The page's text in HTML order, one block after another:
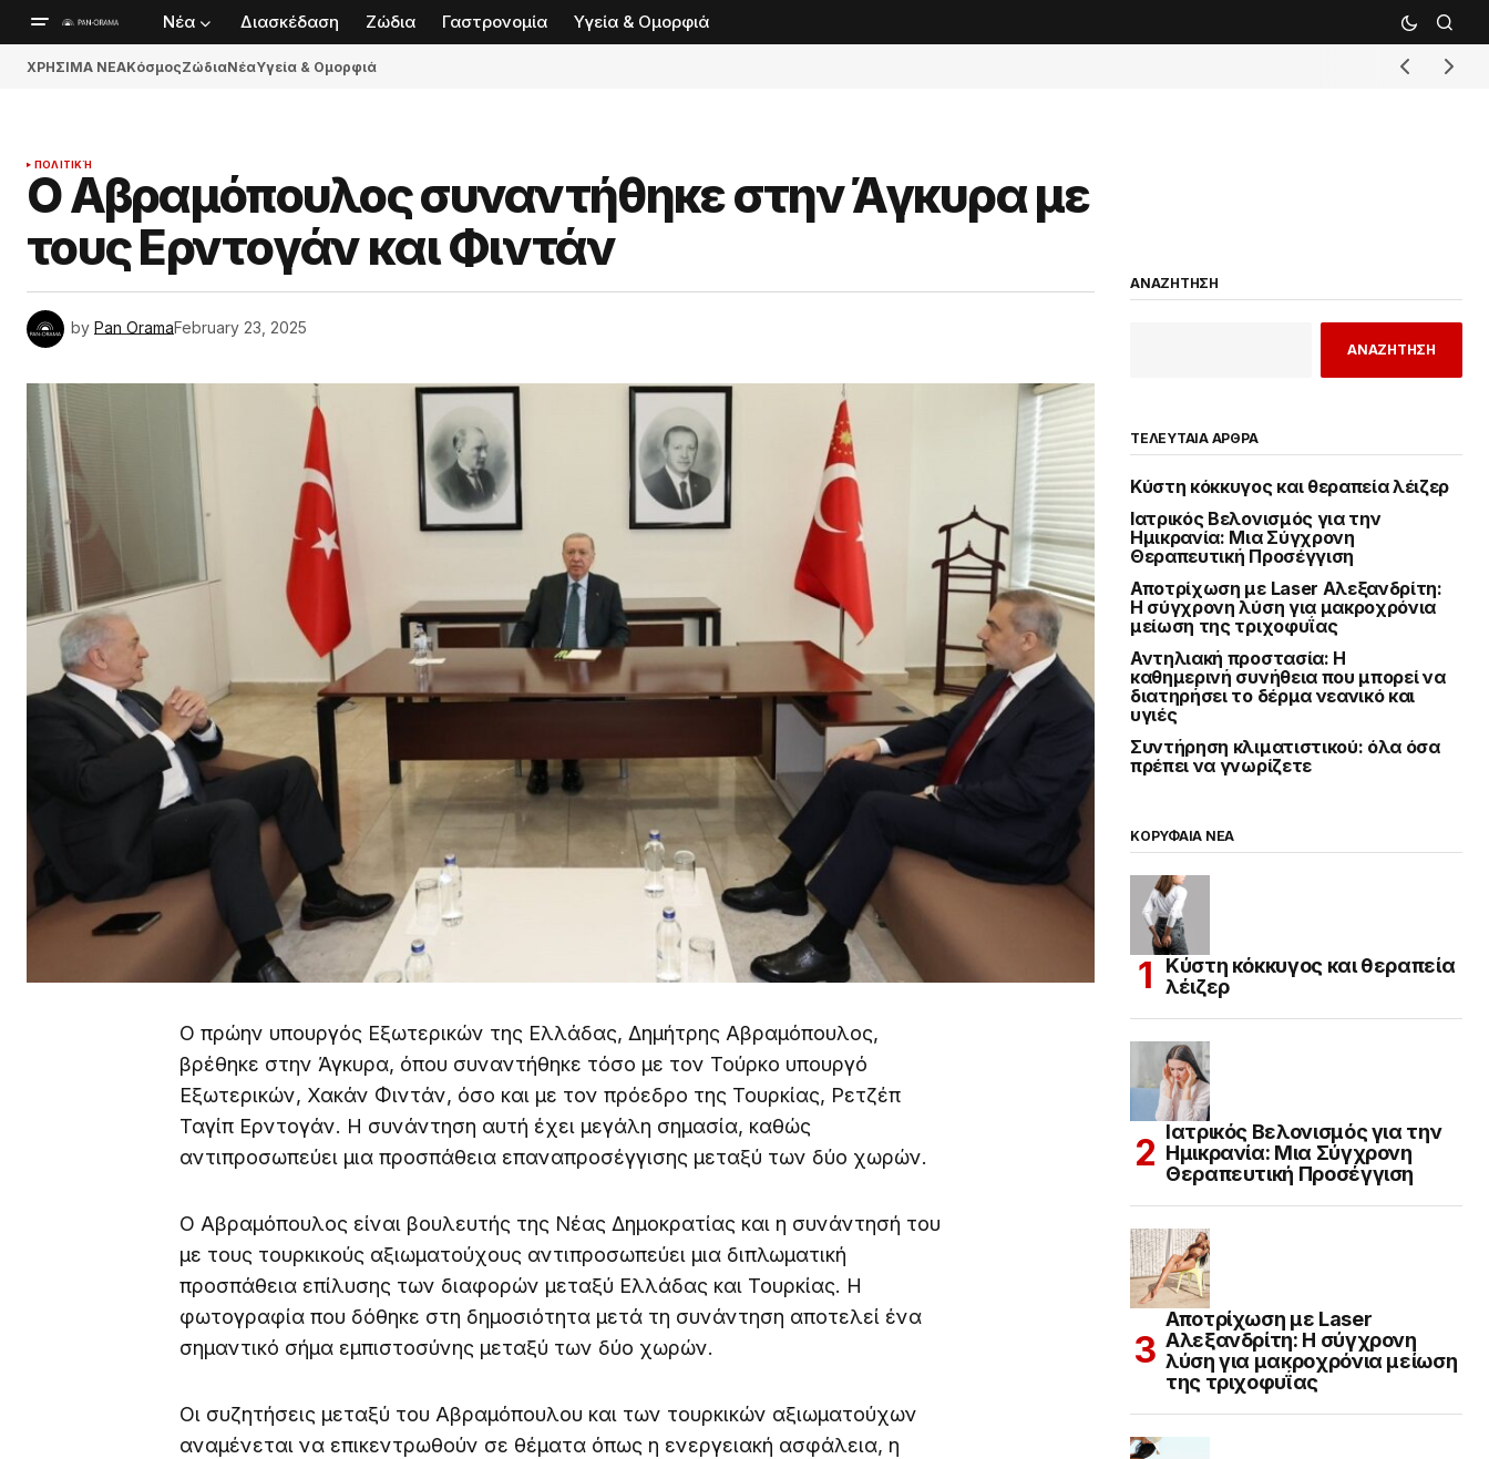
Νέα Διασκέδαση Ζώδια Γαστρονομία Υγεία & Ομορφιά
ΧΡΗΣΙΜΑ ΝΕΑΚόσμοςΖώδιαΝέαΥγεία & Ομορφιά
ΠΟΛΙΤΙΚΉ
Ο Αβραμόπουλος συναντήθηκε στην Άγκυρα με
τους Ερντογάν και Φιντάν
by Pan OramaFebruary 23, 2025
Ο πρώην υπουργός Εξωτερικών της Ελλάδας, Δημήτρης Αβραμόπουλος,
βρέθηκε στην Άγκυρα, όπου συναντήθηκε τόσο με τον Τούρκο υπουργό
Εξωτερικών, Χακάν Φιντάν, όσο και με τον πρόεδρο της Τουρκίας, Ρετζέπ
Ταγίπ Ερντογάν. Η συνάντηση αυτή έχει μεγάλη σημασία, καθώς
αντιπροσωπεύει μια προσπάθεια επαναπροσέγγισης μεταξύ των δύο χωρών.
Ο Αβραμόπουλος είναι βουλευτής της Νέας Δημοκρατίας και η συνάντησή του
με τους τουρκικούς αξιωματούχους αντιπροσωπεύει μια διπλωματική
προσπάθεια επίλυσης των διαφορών μεταξύ Ελλάδας και Τουρκίας. Η
φωτογραφία που δόθηκε στη δημοσιότητα μετά τη συνάντηση αποτελεί ένα
σημαντικό σήμα εμπιστοσύνης μεταξύ των δύο χωρών.
Οι συζητήσεις μεταξύ του Αβραμόπουλου και των τουρκικών αξιωματούχων
αναμένεται να επικεντρωθούν σε θέματα όπως η ενεργειακή ασφάλεια, η
ΑΝΑΖΗΤΗΣΗ
ΑΝΑΖΗΤΗΣΗ
ΤΕΛΕΥΤΑΙΑ ΑΡΘΡΑ
Κύστη κόκκυγος και θεραπεία λέιζερ
Ιατρικός Βελονισμός για την
Ημικρανία: Μια Σύγχρονη
Θεραπευτική Προσέγγιση
Αποτρίχωση με Laser Αλεξανδρίτη:
Η σύγχρονη λύση για μακροχρόνια
μείωση της τριχοφυΐας
Αντηλιακή προστασία: Η
καθημερινή συνήθεια που μπορεί να
διατηρήσει το δέρμα νεανικό και
υγιές
Συντήρηση κλιματιστικού: όλα όσα
πρέπει να γνωρίζετε
ΚΟΡΥΦΑΙΑ ΝΕΑ
Κύστη κόκκυγος και θεραπεία
λέιζερ
Ιατρικός Βελονισμός για την
Ημικρανία: Μια Σύγχρονη
Θεραπευτική Προσέγγιση
Αποτρίχωση με Laser
Αλεξανδρίτη: Η σύγχρονη
λύση για μακροχρόνια μείωση
της τριχοφυΐας